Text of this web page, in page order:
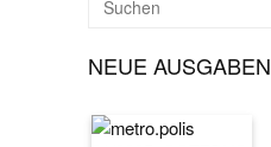
NEUE AUSGABEN